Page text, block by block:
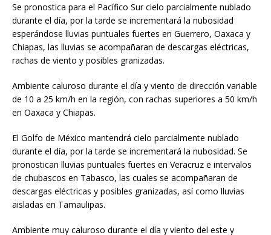
Se pronostica para el Pacífico Sur cielo parcialmente nublado
durante el día, por la tarde se incrementará la nubosidad
esperándose lluvias puntuales fuertes en Guerrero, Oaxaca y
Chiapas, las lluvias se acompañaran de descargas eléctricas,
rachas de viento y posibles granizadas.
Ambiente caluroso durante el día y viento de dirección variable
de 10 a 25 km/h en la región, con rachas superiores a 50 km/h
en Oaxaca y Chiapas.
El Golfo de México mantendrá cielo parcialmente nublado
durante el día, por la tarde se incrementará la nubosidad. Se
pronostican lluvias puntuales fuertes en Veracruz e intervalos
de chubascos en Tabasco, las cuales se acompañaran de
descargas eléctricas y posibles granizadas, así como lluvias
aisladas en Tamaulipas.
Ambiente muy caluroso durante el día y viento del este y